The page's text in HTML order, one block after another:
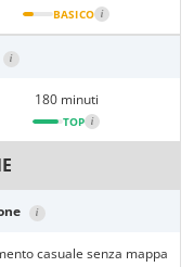
BASICO i
i
180 minuti
TOP i
i
casuale senza mappa